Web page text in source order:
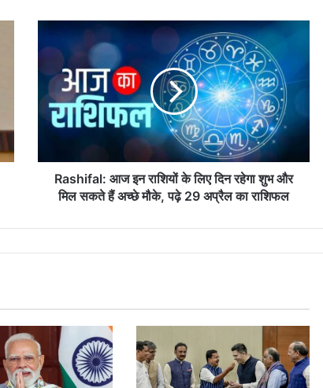
Rashifal:
आज
राशियों
लिए
दिन
शुभ
हैं
अप्रैल
का
राशिफल
Rashifal: आज इन राशियों के लिए दिन रहेगा शुभ और
मिल सकते हैं अच्छे मौके, पढ़े 29 अप्रैल का राशिफल